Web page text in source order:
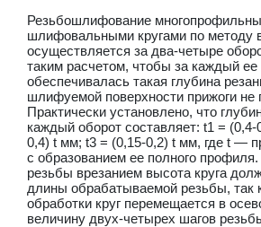
Резьбошлифование
шлифовальными кругами по методу
осуществляется за два-четыре
таким расчетом, чтобы за каждый ее
обеспечивалась такая глубина
шлифуемой поверхности прижоги не
Практически установлено, что
каждый оборот составляет: t1 =
0,4) t мм; t3 = (0,15-0,2) t мм, где t —
с образованием ее полного
резьбы врезанием высота круга
длины обрабатываемой резьбы, так
обработки круг перемещается в
величину двух-четырех шагов